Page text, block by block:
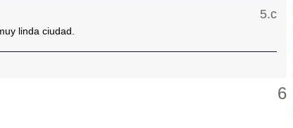
linda ciudad.